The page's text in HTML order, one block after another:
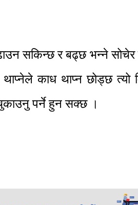
सकिन्छ र बढ्छ भन्ने सोचेर
काध थाप्न छोड्छ त्यो
पर्ने हुन सक्छ ।